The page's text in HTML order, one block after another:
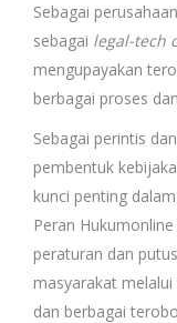
Sebagai
sebagai legal-tech
mengupayakan
berbagai proses
Sebagai perintis
pembentuk
kunci penting
Peran
peraturan dan
masyarakat
dan berbagai